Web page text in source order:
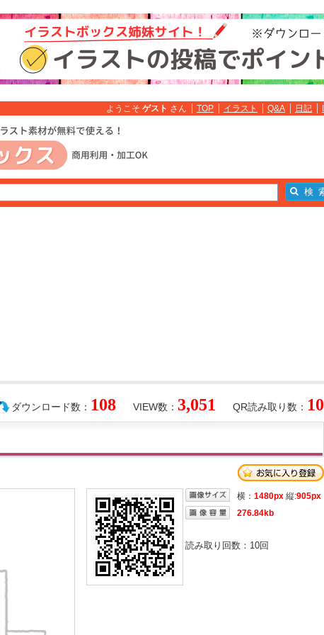
ようこそ ゲスト さん TOP イラスト Q&A 日記
QR読み取り数： 10
VIEW数： 3,051
ダウンロード数： 108
横： 1480px 縦:905px
276.84kb
読み取り回数： 10回